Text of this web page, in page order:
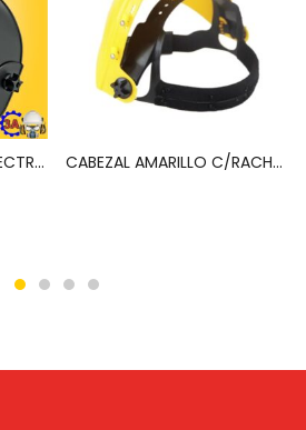
MASCARA (CARETA) ELECTRONICA P/SOLDAR SOMBRA 9 A 13-PRETUL-29978/CAREL-913P1 CABEZAL AMARILLO C/RACHET (10601001) SPRO